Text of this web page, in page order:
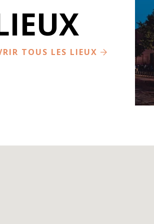
TOUS LES LIEUX
LA RAYONNE
VILLEURBANNE